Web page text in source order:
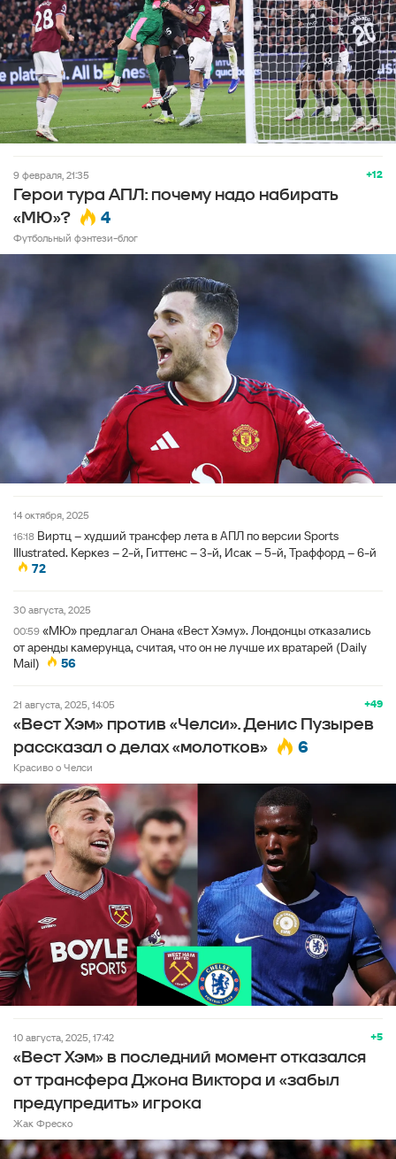
+12
9 февраля, 21:35
Герои тура АПЛ: почему надо набирать
«МЮ»?
4
Футбольный фэнтези-блог
14 октября, 2025
16:18 Виртц – худший трансфер лета в АПЛ по версии Sports
Illustrated. Керкез – 2-й, Гиттенс – 3-й, Исак – 5-й, Траффорд – 6-й
72
30 августа, 2025
00:59 «МЮ» предлагал Онана «Вест Хэму». Лондонцы отказались
от аренды камерунца, считая, что он не лучше их вратарей (Daily
Mail)
56
+49
21 августа, 2025, 14:05
«Вест Хэм» против «Челси». Денис Пузырев
рассказал о делах «молотков»
6
Красиво о Челси
+5
10 августа, 2025, 17:42
«Вест Хэм» в последний момент отказался
от трансфера Джона Виктора и «забыл
предупредить» игрока
Жак Фреско